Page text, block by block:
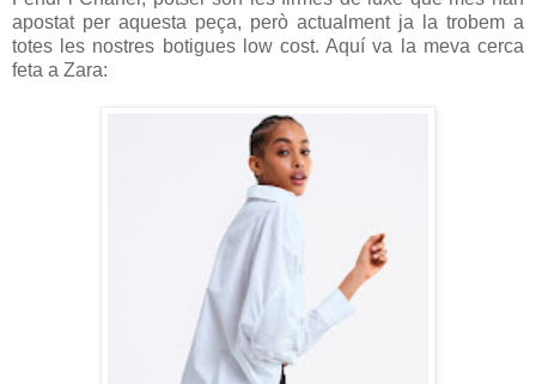
apostat per aquesta peça, però actualment ja la trobem a
totes les nostres botigues low cost. Aquí va la meva cerca
feta a Zara: